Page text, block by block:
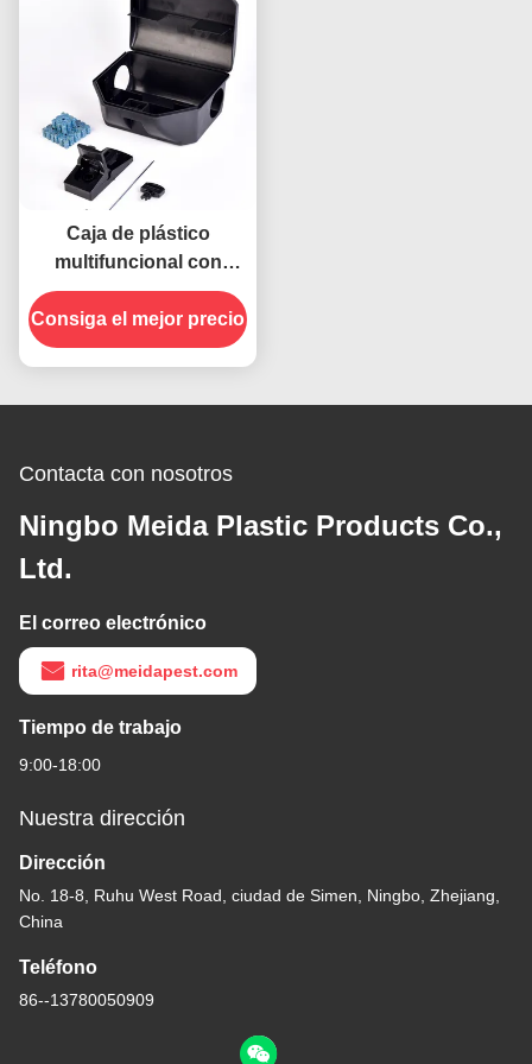
Caja de plástico
multifuncional con
cerradura Estación de
cebo para ratones
ratones y ratones con
de resorte y el cebo
Consiga el mejor precio
Contacta con nosotros
Ningbo Meida Plastic Products Co.,
Ltd.
El correo electrónico
rita@meidapest.com
Tiempo de trabajo
9:00-18:00
Nuestra dirección
Dirección
No. 18-8, Ruhu West Road, ciudad de Simen, Ningbo, Zhejiang,
China
Teléfono
86--13780050909